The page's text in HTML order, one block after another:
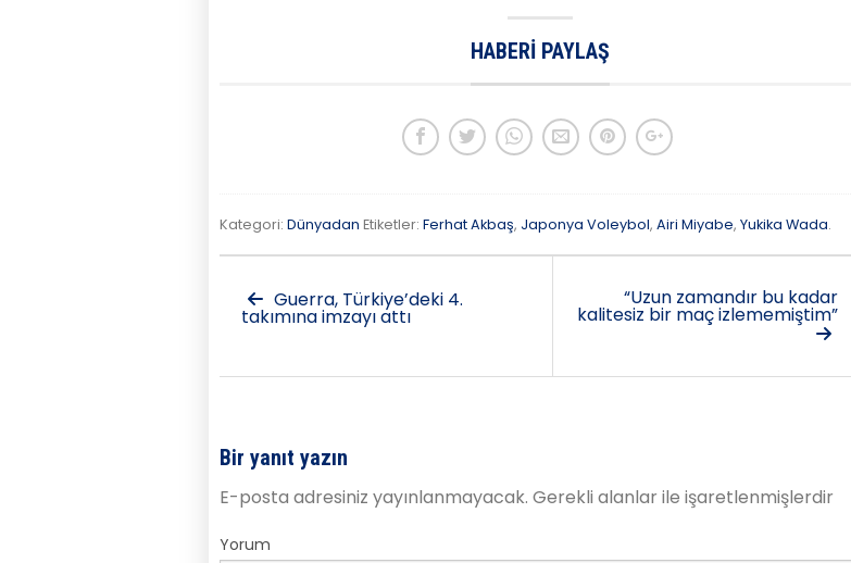
HABERI PAYLAŞ
Kategori: Dünyadan Etiketler: Ferhat Akbaş, Japonya Voleybol, Airi Miyabe, Yukika Wada.
Guerra, Türkiye’deki 4.
takımına imzayı attı
“Uzun zamandır bu kadar
kalitesiz bir maç izlememiştim”
Bir yanıt yazın
E-posta adresiniz yayınlanmayacak. Gerekli alanlar ile işaretlenmişlerdir
Yorum